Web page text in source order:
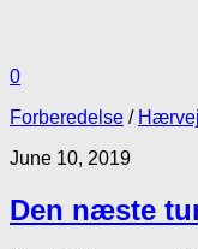
0
Forberedelse /
June 10, 2019
Den næste